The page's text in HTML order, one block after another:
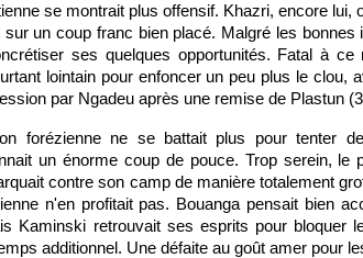
se montrait plus offensif. Khazri, encore lui,
un coup franc bien placé. Malgré les bonnes
ses quelques opportunités. Fatal à ce
lointain pour enfoncer un peu plus le clou,
par Ngadeu après une remise de Plastun
forézienne ne se battait plus pour tenter
un énorme coup de pouce. Trop serein, le
contre son camp de manière totalement
n'en profitait pas. Bouanga pensait bien
Kaminski retrouvait ses esprits pour bloquer
additionnel. Une défaite au goût amer pour